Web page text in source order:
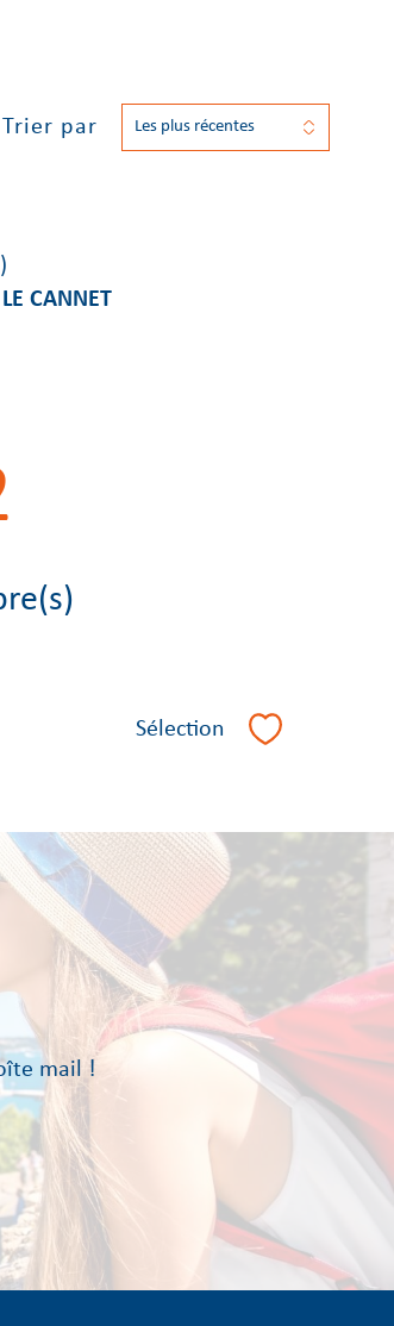
Trier par Les plus récentes
CANNET
Sélection Sélectionner
mail !